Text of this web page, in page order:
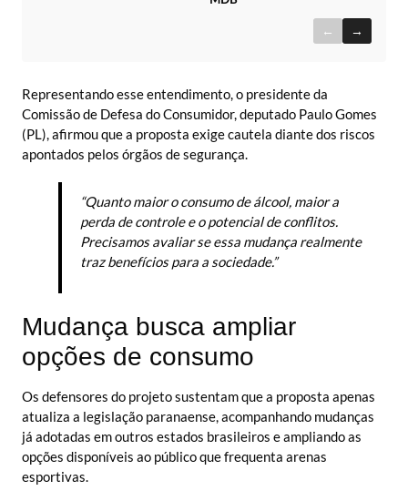
← →
Representando esse entendimento, o presidente da
Comissão de Defesa do Consumidor, deputado Paulo Gomes
(PL), afirmou que a proposta exige cautela diante dos riscos
apontados pelos órgãos de segurança.
“Quanto maior o consumo de álcool, maior a
perda de controle e o potencial de conflitos.
Precisamos avaliar se essa mudança realmente
traz benefícios para a sociedade.”
Mudança busca ampliar
opções de consumo
Os defensores do projeto sustentam que a proposta apenas
atualiza a legislação paranaense, acompanhando mudanças
já adotadas em outros estados brasileiros e ampliando as
opções disponíveis ao público que frequenta arenas
esportivas.